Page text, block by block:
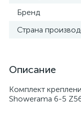
Бренд
Страна
Описание
Комплект
Showerama 6-5